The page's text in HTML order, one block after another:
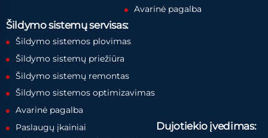
Avarinė pagalba
Šildymo sistemų servisas:
Šildymo sistemos plovimas
Šildymo sistemų priežiūra
Šildymo sistemų remontas
Šildymo sistemos optimizavimas
Avarinė pagalba
Paslaugų įkainiai
Dujotiekio įvedimas: